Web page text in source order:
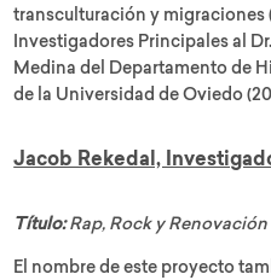
transculturación y migraciones
Investigadores Principales al
Medina del Departamento de
de la Universidad de Oviedo
Jacob Rekedal,
Título:Rap, Rock y
El nombre de este proyecto